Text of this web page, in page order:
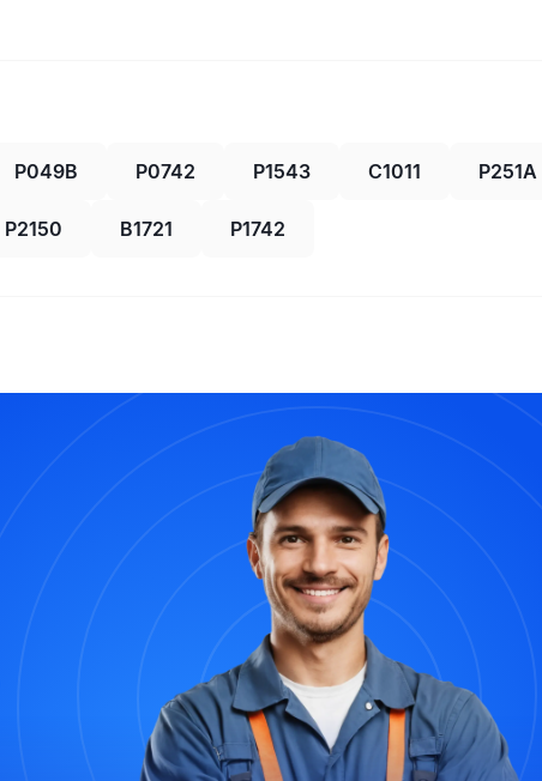
P049B P0742 P1543 C1011 P251A
P2150 B1721 P1742